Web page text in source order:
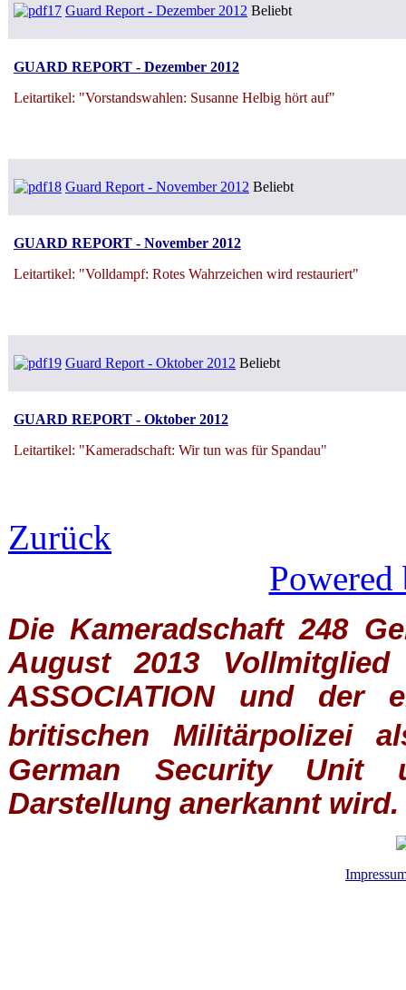
Guard Report - Dezember 2012 Beliebt
GUARD REPORT - Dezember 2012
Leitartikel: "Vorstandswahlen: Susanne Helbig hört auf"
Guard Report - November 2012 Beliebt
GUARD REPORT - November 2012
Leitartikel: "Volldampf: Rotes Wahrzeichen wird restauriert"
Guard Report - Oktober 2012 Beliebt
GUARD REPORT - Oktober 2012
Leitartikel: "Kameradschaft: Wir tun was für Spandau"
Zurück
Die Kameradschaft 248
August 2013
ASSOCIATIONund der
britischen
Militärpolizei
German Security Unit
Darstellung anerkannt wird.